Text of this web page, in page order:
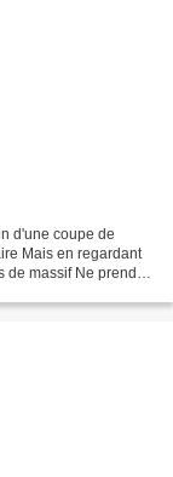
d'une coupe de
Mais en regardant
de massif Ne prends